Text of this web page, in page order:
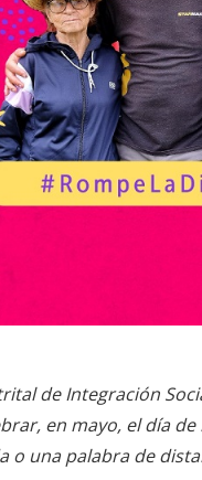
de Integración
en mayo, el día
o una palabra de